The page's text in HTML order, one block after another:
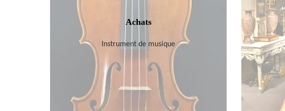
Achats
Instrument de musique